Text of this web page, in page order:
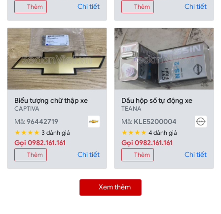
Thêm Chi tiết Thêm Chi tiết
Biểu tượng chữ thập xe
CAPTIVA
Mã:96442719
★★★★ 3 đánh giá
Gọi 0982.161.161
Thêm Chi tiết
Dầu hộp số tự động xe
TEANA
Mã: KLE5200004
★★★★ 4 đánh giá
Gọi 0982.161.161
Thêm Chi tiết
Xem thêm